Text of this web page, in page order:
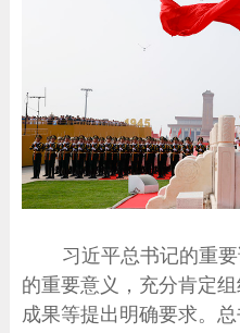
习近平总书记的重
的重要意义，充分肯定
成果等提出明确要求。